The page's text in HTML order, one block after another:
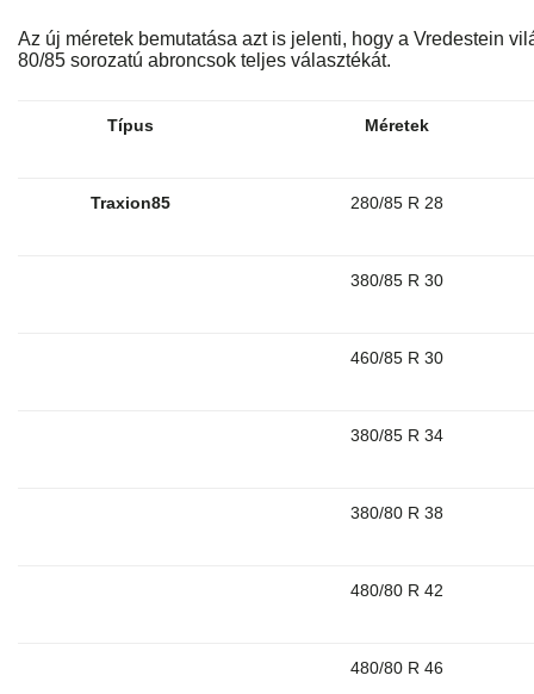
Az új méretek bemutatása azt is jelenti, hogy a Vredestein
80/85 sorozatú abroncsok teljes választékát.
Típus Méretek
Traxion85 280/85 R 28
380/85 R 30
460/85 R 30
380/85 R 34
380/80 R 38
480/80 R 42
480/80 R 46